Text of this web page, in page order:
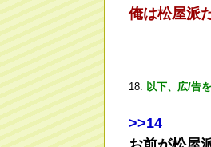
俺は松屋派
18: 以下、広/告
>>14